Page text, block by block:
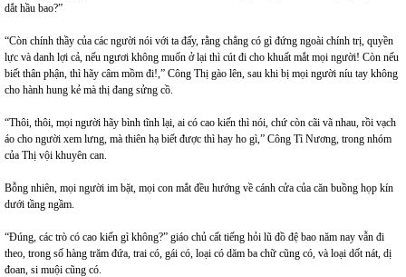
dắt hầu bao?”
“Còn chính thầy của các người nói với ta đấy, rằng chẳng có gì đứng ngoài chính trị, quyền
lực và danh lợi cả, nếu ngươi không muốn ở lại thì cút đi cho khuất mắt mọi người! Còn nếu
biết thân phận, thì hãy câm mồm đi!,” Công Thị gào lên, sau khi bị mọi người níu tay không
cho hành hung kẻ mà thị đang sửng cồ.
“Thôi, thôi, mọi người hãy bình tĩnh lại, ai có cao kiến thì nói, chứ còn cãi vã nhau, rồi vạch
áo cho người xem lưng, mà thiên hạ biết được thì hay ho gì,” Công Tì Nương, trong nhóm
của Thị vội khuyên can.
Bỗng nhiên, mọi người im bặt, mọi con mắt đều hướng về cánh cửa của căn buồng họp kín
dưới tầng ngầm.
“Đúng, các trò có cao kiến gì không?” giáo chủ cất tiếng hỏi lũ đồ đệ bao năm nay vẫn đi
theo, trong số hàng trăm đứa, trai có, gái có, loại có dăm ba chữ cũng có, và loại dốt nát, dị
đoan, si muội cũng có.